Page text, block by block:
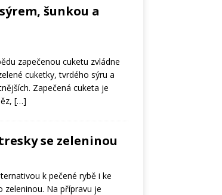
šunkou a
zapečenou cuketu zvládne
cuketky, tvrdého sýru a
Zapečená cuketa je
[…]
se zeleninou
k pečené rybě i ke
zeleninou. Na přípravu je